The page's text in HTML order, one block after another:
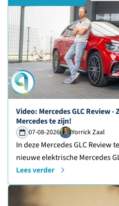
Lees verder over
Video: Mercedes GLC Review
Mercedes te zijn!
07-08-2026 Yorrick Zaal
In deze Mercedes GLC Review
nieuwe elektrische Mercedes
Lees verder